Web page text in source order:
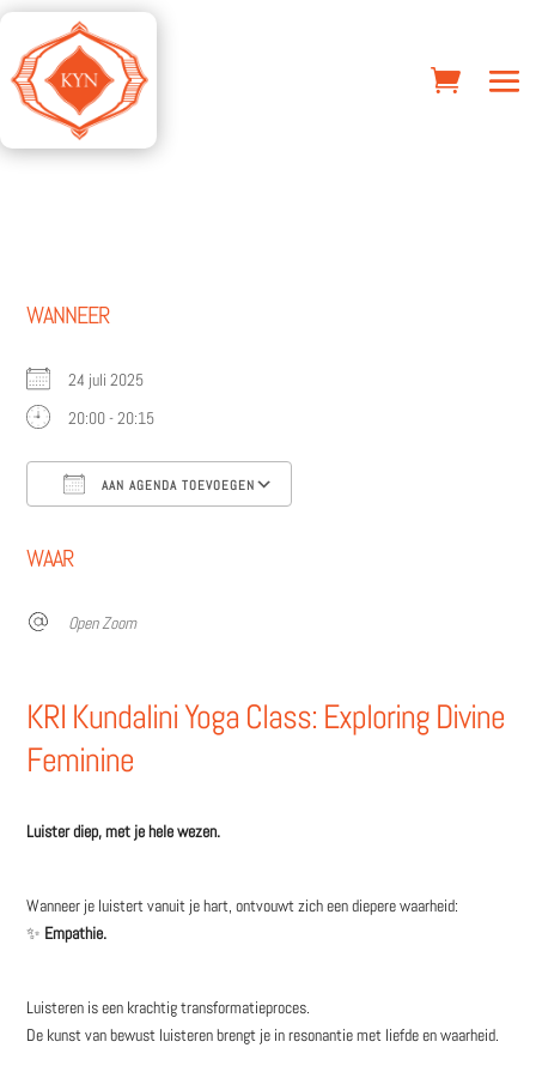
WANNEER
24 juli 2025
20:00 - 20:15
AAN AGENDA TOEVOEGEN
WAAR
Open Zoom
KRI Kundalini Yoga Class: Exploring Divine
Feminine
Luister diep, met je hele wezen.
Wanneer je luistert vanuit je hart, ontvouwt zich een diepere waarheid:
✨ Empathie.
Luisteren is een krachtig transformatieproces.
De kunst van bewust luisteren brengt je in resonantie met liefde en waarheid.